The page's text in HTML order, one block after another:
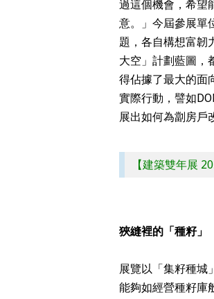
過這個機會，希望
意。」今屆參展單
題，各自構想富韌
大空」計劃藍圖，
得佔據了最大的面
實際行動，譬如
展出如何為劏房戶
【建築雙年展
狹縫裡的「種籽」
展覽以「集籽種城
能夠如經營種籽庫